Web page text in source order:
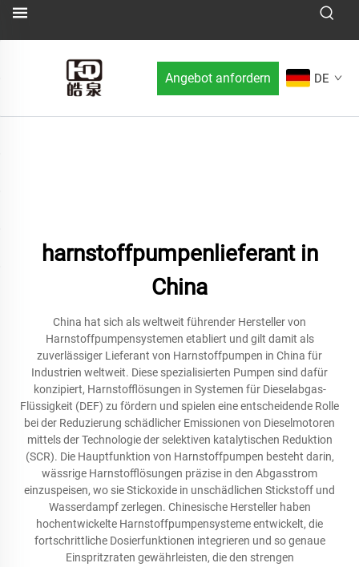
Angebot anfordern DE
harnstoffpumpenlieferant in
China
China hat sich als weltweit führender Hersteller von
Harnstoffpumpensystemen etabliert und gilt damit als
zuverlässiger Lieferant von Harnstoffpumpen in China für
Industrien weltweit. Diese spezialisierten Pumpen sind dafür
konzipiert, Harnstofflösungen in Systemen für Dieselabgas-
Flüssigkeit (DEF) zu fördern und spielen eine entscheidende Rolle
bei der Reduzierung schädlicher Emissionen von Dieselmotoren
mittels der Technologie der selektiven katalytischen Reduktion
(SCR). Die Hauptfunktion von Harnstoffpumpen besteht darin,
wässrige Harnstofflösungen präzise in den Abgasstrom
einzuspeisen, wo sie Stickoxide in unschädlichen Stickstoff und
Wasserdampf zerlegen. Chinesische Hersteller haben
hochentwickelte Harnstoffpumpensysteme entwickelt, die
fortschrittliche Dosierfunktionen integrieren und so genaue
Einspritzraten gewährleisten, die den strengen